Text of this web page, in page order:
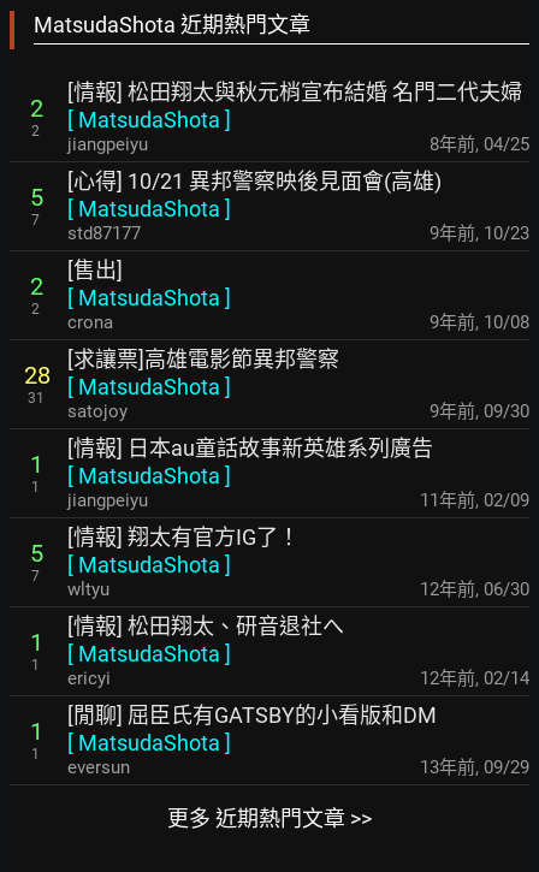
MatsudaShota 近期熱門文章
2
2
[情報] 松田翔太與秋元梢宣布結婚 名門二代夫婦
[ MatsudaShota ]
jiangpeiyu 8年前, 04/25
5
7
[心得] 10/21 異邦警察映後見面會(高雄)
[ MatsudaShota ]
std87177 9年前, 10/23
2
2
[售出]
[ MatsudaShota ]
crona 9年前, 10/08
28
31
[求讓票]高雄電影節異邦警察
[ MatsudaShota ]
satojoy 9年前, 09/30
1
1
[情報] 日本au童話故事新英雄系列廣告
[ MatsudaShota ]
jiangpeiyu 11年前, 02/09
5
7
[情報] 翔太有官方IG了！
[ MatsudaShota ]
wltyu 12年前, 06/30
1
1
[情報] 松田翔太、研音退社へ
[ MatsudaShota ]
ericyi 12年前, 02/14
1
1
[閒聊] 屈臣氏有GATSBY的小看版和DM
[ MatsudaShota ]
eversun 13年前, 09/29
更多 近期熱門文章 >>